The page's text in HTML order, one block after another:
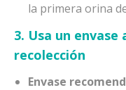
la primera orina
3. Usa un envase
recolección
Envase